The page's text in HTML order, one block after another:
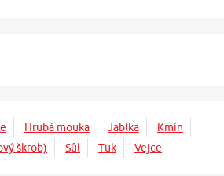
Hrubá mouka Jablka
Kmín
škrob) Sůl Tuk Vejce